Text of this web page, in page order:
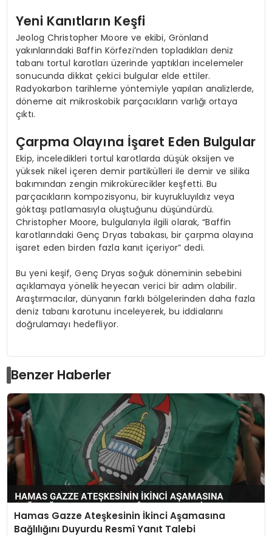
Yeni Kanıtların Keşfi
Jeolog Christopher Moore ve ekibi, Grönland
yakınlarındaki Baffin Körfezi’nden topladıkları deniz
tabanı tortul karotları üzerinde yaptıkları incelemeler
sonucunda dikkat çekici bulgular elde ettiler.
Radyokarbon tarihleme yöntemiyle yapılan analizlerde,
döneme ait mikroskobik parçacıkların varlığı ortaya
çıktı.
Çarpma Olayına İşaret Eden Bulgular
Ekip, inceledikleri tortul karotlarda düşük oksijen ve
yüksek nikel içeren demir partikülleri ile demir ve silika
bakımından zengin mikrokürecikler keşfetti. Bu
parçacıkların kompozisyonu, bir kuyrukluyıldız veya
göktaşı patlamasıyla oluştuğunu düşündürdü.
Christopher Moore, bulgularıyla ilgili olarak, “Baffin
karotlarındaki Genç Dryas tabakası, bir çarpma olayına
işaret eden birden fazla kanıt içeriyor” dedi.
Bu yeni keşif, Genç Dryas soğuk döneminin sebebini
açıklamaya yönelik heyecan verici bir adım olabilir.
Araştırmacılar, dünyanın farklı bölgelerinden daha fazla
deniz tabanı karotunu inceleyerek, bu iddialarını
doğrulamayı hedefliyor.
Benzer Haberler
Hamas Gazze Ateşkesinin İkinci Aşamasına
Bağlılığını Duyurdu Resmî Yanıt Talebi